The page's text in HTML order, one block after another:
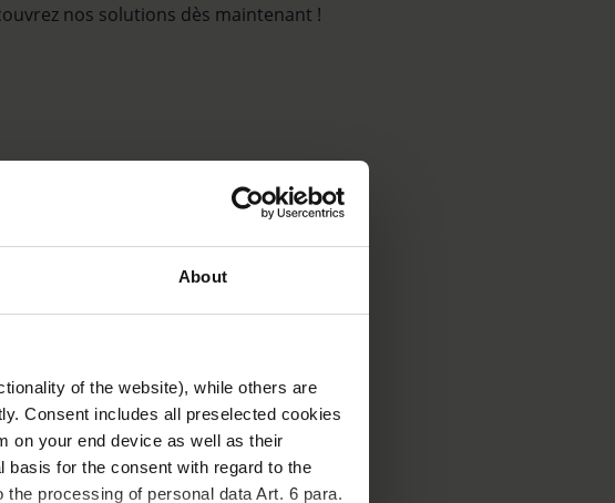
About
of the website), while others are
Consent includes all preselected cookies
on your end device as well as their
basis for the consent with regard to the
processing of personal data Art. 6 para.
nos solutions dès maintenant !
des
à votre